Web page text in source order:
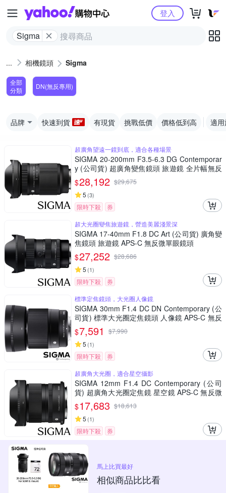
Yahoo購物中心
Sigma
登入
相機鏡頭 Sigma
全部
分類
DN(無反專用)
品牌 快速到貨 有現貨 挑戰低價 價格低到高 適
超廣角望遠一鏡到底，適合各種場景
SIGMA 20-200mm F3.5-6.3 DG Contemporar
y (公司貨) 超廣角變焦鏡頭 旅遊鏡 全片幅無反
微單眼鏡頭
$28,192 $29,675
5 (3)
限時下殺
券
超大光圈變焦旅遊鏡，營造美麗淺景深
SIGMA 17-40mm F1.8 DC Art (公司貨) 廣角變
焦鏡頭 旅遊鏡 APS-C 無反微單眼鏡頭
$27,252 $28,686
5 (1)
限時下殺
券
標準定焦鏡頭，大光圈人像鏡
SIGMA 30mm F1.4 DC DN Contemporary (公
司貨) 標準大光圈定焦鏡頭 人像鏡 APS-C 無反
微單眼專用鏡頭
$7,591 $7,990
5 (1)
限時下殺
券
超廣角大光圈，適合星空攝影
SIGMA 12mm F1.4 DC Contemporary (公司
貨) 超廣角大光圈定焦鏡 星空鏡 APS-C 無反微
單眼專用鏡頭
$17,683 $18,613
5 (1)
限時下殺 券
馬上比買最好
相似商品比比看